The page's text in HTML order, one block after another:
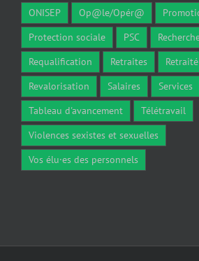
ONISEP
Op@le/Opér@
Protection sociale
PSC
Requalification
Retraites
Revalorisation
Salaires Services
Tableau d'avancement
Télétravail
Violences sexistes et sexuelles
Vos élu·es des personnels